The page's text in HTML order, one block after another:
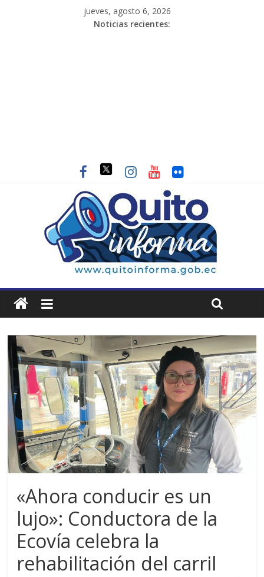
jueves, agosto 6, 2026
Noticias recientes:
«Ahora conducir es un
lujo»: Conductora de la
Ecovía celebra la
rehabilitación del carril